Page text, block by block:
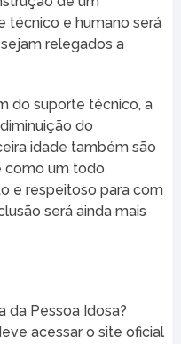
técnico e humano será
relegados a
do suporte técnico, a
do
idade também são
como um todo
e respeitoso para com
será ainda mais
da Pessoa Idosa?
acessar o site oficial